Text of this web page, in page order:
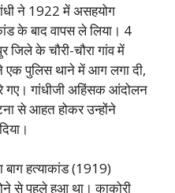
ने 1922 में असहयोग
के बाद वापस ले लिया। 4
जिले के चौरी-चौरा गांव में
एक पुलिस थाने में आग लगा दी,
गए। गांधीजी अहिंसक आंदोलन
से आहत होकर उन्होंने
बाग हत्याकांड (1919)
से पहले हुआ था। काकोरी